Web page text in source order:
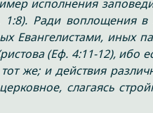
исполнения
Ради воплощения в
Евангелистами, иных
(Еф. 4:11-12), ибо
же; и действия
слагаясь